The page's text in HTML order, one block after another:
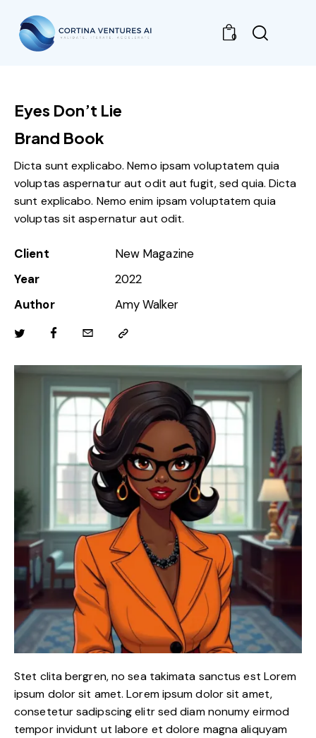
0
Eyes Don’t Lie
Stet clita bergren, no sea takimata sanctus est Lorem
ipsum dolor sit amet. Lorem ipsum dolor sit amet,
consetetur sadipscing elitr sed diam nonumy eirmod
tempor invidunt ut labore et dolore magna aliquyam
Brand Book
Dicta sunt explicabo. Nemo ipsam voluptatem quia
voluptas aspernatur aut odit aut fugit, sed quia. Dicta
sunt explicabo. Nemo enim ipsam voluptatem quia
voluptas sit aspernatur aut odit.
Client
New Magazine
Year
2022
Author
Amy Walker